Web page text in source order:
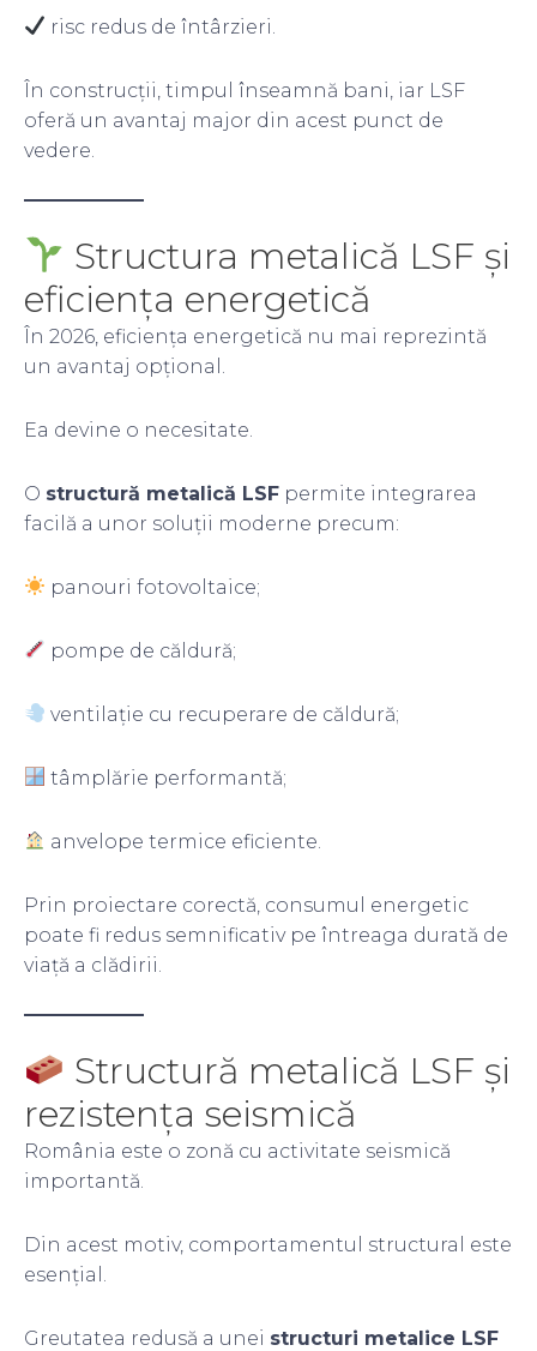
risc redus de întârzieri.
În construcții, timpul înseamnă bani, iar LSF
oferă un avantaj major din acest punct de
vedere.
Structura metalică LSF și
eficiența energetică
În 2026, eficiența energetică nu mai reprezintă
un avantaj opțional.
Ea devine o necesitate.
O structură metalică LSF permite integrarea
facilă a unor soluții moderne precum:
panouri fotovoltaice;
pompe de căldură;
ventilație cu recuperare de căldură;
tâmplărie performantă;
anvelope termice eficiente.
Prin proiectare corectă, consumul energetic
poate fi redus semnificativ pe întreaga durată de
viață a clădirii.
Structură metalică LSF și
rezistența seismică
România este o zonă cu activitate seismică
importantă.
Din acest motiv, comportamentul structural este
esențial.
Greutatea redusă a unei structuri metalice LSF